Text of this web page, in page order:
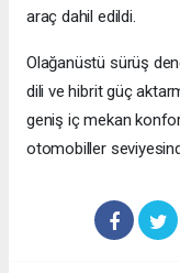
araç dahil edildi.
Olağanüstü sürüş
dili ve hibrit güç
geniş iç mekan
otomobiller